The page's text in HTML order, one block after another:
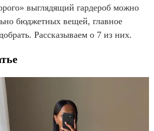
выглядящий гардероб можно
бюджетных вещей, главное
Рассказываем о 7 из них.